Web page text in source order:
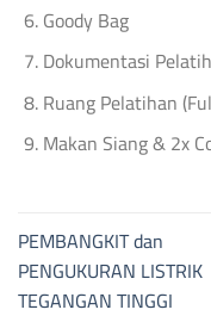
Goody Bag
Dokumentasi
Ruang Pelatihan
Makan Siang & 2x
PEMBANGKIT dan
PENGUKURAN LISTRIK
TEGANGAN TINGGI